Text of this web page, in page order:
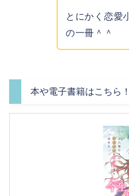
とにかく恋愛
の一冊＾＾
本や電子書籍はこちら！